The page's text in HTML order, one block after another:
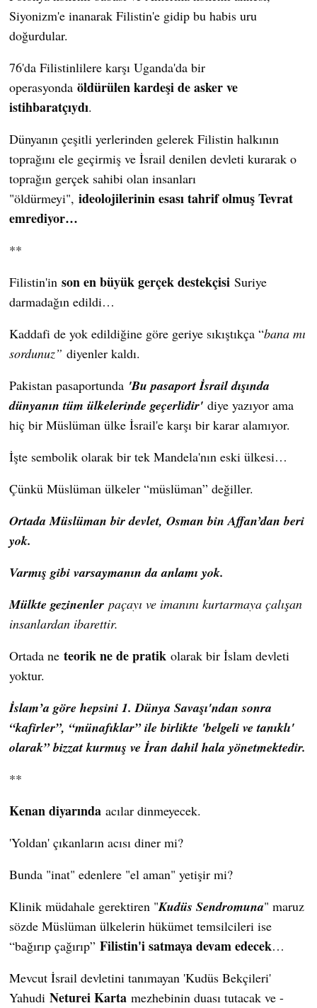
Siyonizm'e inanarak Filistin'e gidip bu habis uru
doğurdular.
76'da Filistinlilere karşı Uganda'da bir
operasyonda öldürülen kardeşi de asker ve
istihbaratçıydı.
Dünyanın çeşitli yerlerinden gelerek Filistin halkının
toprağını ele geçirmiş ve İsrail denilen devleti kurarak o
toprağın gerçek sahibi olan insanları
"öldürmeyi", ideolojilerinin esası tahrif olmuş Tevrat
emrediyor…
**
Filistin'in son en büyük gerçek destekçisiSuriye
darmadağın edildi…
Kaddafi de yok edildiğine göre geriye sıkıştıkça “bana mı
sordunuz” diyenler kaldı.
Pakistan pasaportunda 'Bu pasaport İsrail dışında
dünyanın tüm ülkelerinde geçerlidir'diye yazıyor ama
hiç bir Müslüman ülke İsrail'e karşı bir karar alamıyor.
İşte sembolik olarak bir tek Mandela'nın eski ülkesi…
Çünkü Müslüman ülkeler “müslüman” değiller.
Ortada Müslüman bir devlet, Osman bin Affan’dan beri
yok.
Varmış gibi varsaymanın da anlamı yok.
Mülkte gezinenlerpaçayı ve imanını kurtarmaya çalışan
insanlardan ibarettir.
Ortada ne teorik ne de pratikolarak bir İslam devleti
yoktur.
İslam’a göre hepsini 1. Dünya Savaşı'ndan sonra
“kafirler”, “münafıklar” ile birlikte 'belgeli ve tanıklı'
olarak” bizzat kurmuş ve İran dahil hala yönetmektedir.
**
Kenan diyarında acılar dinmeyecek.
'Yoldan' çıkanların acısı diner mi?
Bunda "inat" edenlere "el aman" yetişir mi?
Klinik müdahale gerektiren "Kudüs Sendromuna" maruz
sözde Müslüman ülkelerin hükümet temsilcileri ise
“bağırıp çağırıp”Filistin'i satmaya devam edecek…
Mevcut İsrail devletini tanımayan 'Kudüs Bekçileri'
Yahudi Neturei Kartamezhebinin duası tutacak ve -